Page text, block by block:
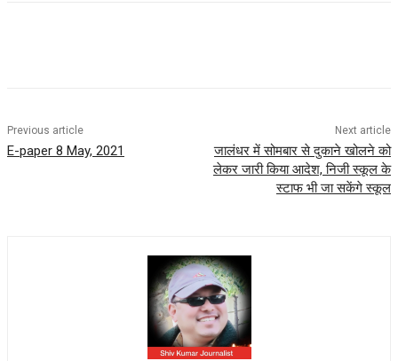
Previous article
E-paper 8 May, 2021
Next article
जालंधर में सोमबार से दुकाने खोलने को
लेकर जारी किया आदेश, निजी स्कूल के
स्टाफ भी जा सकेंगे स्कूल